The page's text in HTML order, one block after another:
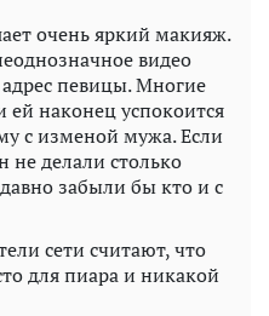
очень яркий макияж.
видео
певицы. Многие
наконец успокоится
с изменой мужа. Если
не делали столько
забыли бы кто и с
сети считают, что
для пиара и никакой